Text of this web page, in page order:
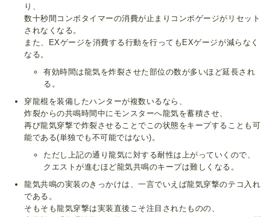
り、
数十秒間コンボタイマーの消費が止まりコンボゲージがリセット
されなくなる。
また、EXゲージを消費する行動を行ってもEXゲージが減らなく
なる。
有効時間は龍気を炸裂させた部位の数が多いほど延長され
る。
穿龍棍を装備したハンターが複数いるなら、
炸裂からの共鳴時間中にモンスターへ龍気を蓄積させ、
再び龍気穿撃で炸裂させることでこの状態をキープすることも可
能である(単独でも不可能ではない)。
ただし上記の通り龍気に対する耐性は上がっていくので、
クエストが進むほど龍気共鳴のキープは難しくなる。
龍気共鳴の実装のきっかけは、一言でいえば龍気穿撃のテコ入れ
である。
そもそも龍気穿撃は実装直後こそ注目されたものの、